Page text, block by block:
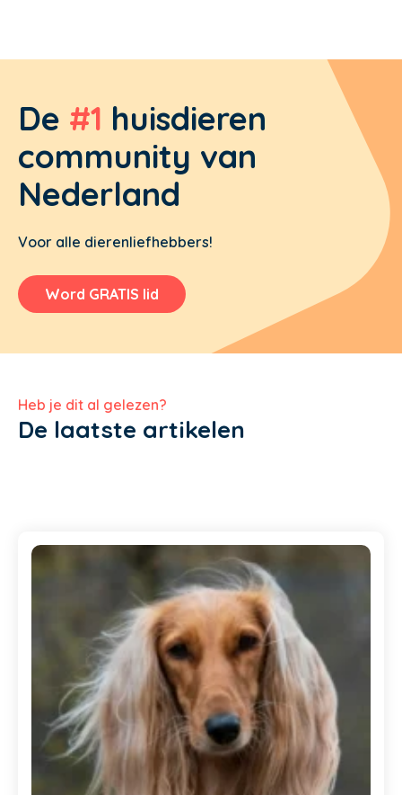
De #1 huisdieren
community van
Nederland
Voor alle dierenliefhebbers!
Word GRATIS lid
Heb je dit al gelezen?
De laatste artikelen